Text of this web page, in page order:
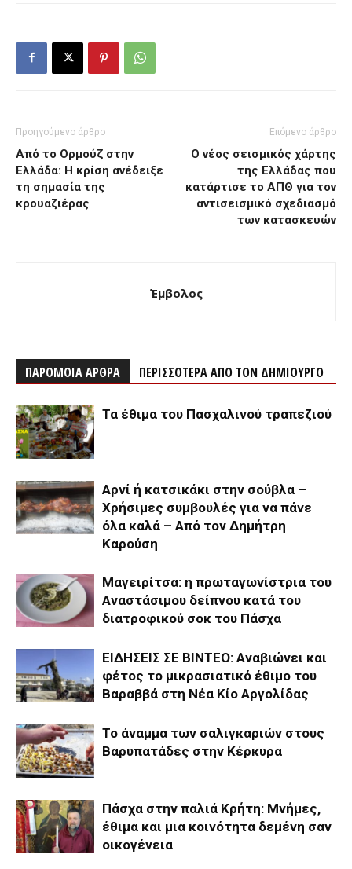
Προηγούμενο άρθρο
Από το Ορμούζ στην
Ελλάδα: Η κρίση ανέδειξε
τη σημασία της
κρουαζιέρας
Επόμενο άρθρο
Ο νέος σεισμικός χάρτης
της Ελλάδας που
κατάρτισε το ΑΠΘ για τον
αντισεισμικό σχεδιασμό
των κατασκευών
Έμβολος
ΠΑΡΟΜΟΙΑ ΑΡΘΡΑ ΠΕΡΙΣΣΟΤΕΡΑ ΑΠΟ ΤΟΝ ΔΗΜΙΟΥΡΓΟ
Τα έθιμα του Πασχαλινού τραπεζιού
Αρνί ή κατσικάκι στην σούβλα –
Χρήσιμες συμβουλές για να πάνε
όλα καλά – Από τον Δημήτρη
Καρούση
Μαγειρίτσα: η πρωταγωνίστρια του
Αναστάσιμου δείπνου κατά του
διατροφικού σοκ του Πάσχα
ΕΙΔΗΣΕΙΣ ΣΕ ΒΙΝΤΕΟ: Αναβιώνει και
φέτος το μικρασιατικό έθιμο του
Βαραββά στη Νέα Κίο Αργολίδας
Το άναμμα των σαλιγκαριών στους
Βαρυπατάδες στην Κέρκυρα
Πάσχα στην παλιά Κρήτη: Μνήμες,
έθιμα και μια κοινότητα δεμένη σαν
οικογένεια